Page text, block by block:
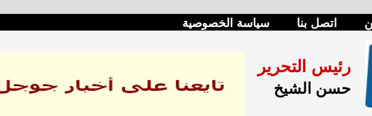
اتصل بنا سياسة الخصوصية
رئيس التحرير
حسن الشيخ